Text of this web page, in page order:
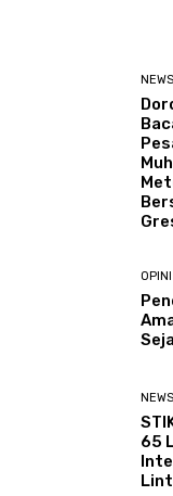
NEWS
OPINI
NEWS
65